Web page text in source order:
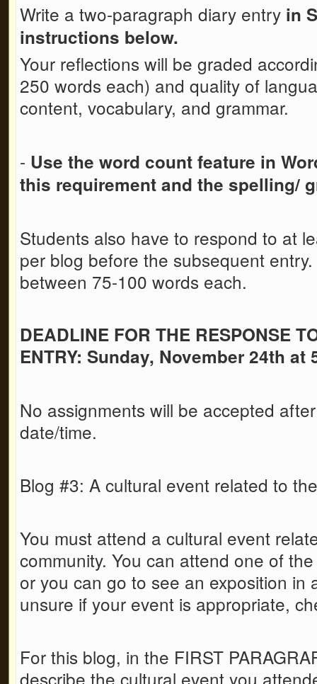
Write a two-paragraph diary entry in
instructions below.
Your reflections will be graded
250 words each) and quality of
content, vocabulary, and grammar.
- Use the word count feature in
this requirement and the spelling/
Students also have to respond to at
per blog before the subsequent
between 75-100 words each.
DEADLINE FOR THE RESPONSE
ENTRY: Sunday, November 24th at
No assignments will be accepted
date/time.
Blog #3: A cultural event related to
You must attend a cultural event
community. You can attend one of
or you can go to see an exposition in
unsure if your event is appropriate,
For this blog, in the FIRST
describe the cultural event you